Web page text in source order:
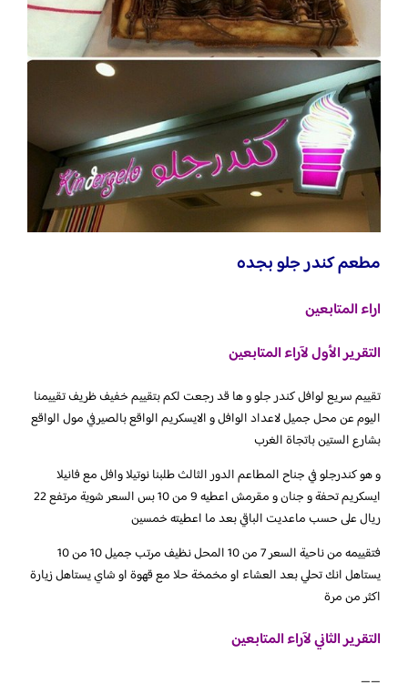
مطعم كندر جلو بجده
اراء المتابعين
التقرير الأول لآراء المتابعين
تقييم سريع لوافل كندر جلو و ها قد رجعت لكم بتقييم خفيف ظريف تقييمنا
اليوم عن محل جميل لاعداد الوافل و الايسكريم الواقع بالصيرفي مول الواقع
بشارع الستين باتجاة الغرب
و هو كندرجلو في جناح المطاعم الدور الثالث طلبنا نوتيلا وافل مع فانيلا
ايسكريم تحفة و جنان و مقرمش اعطيه 9 من 10 بس السعر شوية مرتفع 22
ريال على حسب ماعديت الباقي بعد ما اعطيته خمسين
فتقييمه من ناحية السعر 7 من 10 المحل نظيف مرتب جميل 10 من 10
يستاهل انك تحلي بعد العشاء او مخمخة حلا مع قهوة او شاي يستاهل زيارة
اكثر من مرة
التقرير الثاني لآراء المتابعين
——